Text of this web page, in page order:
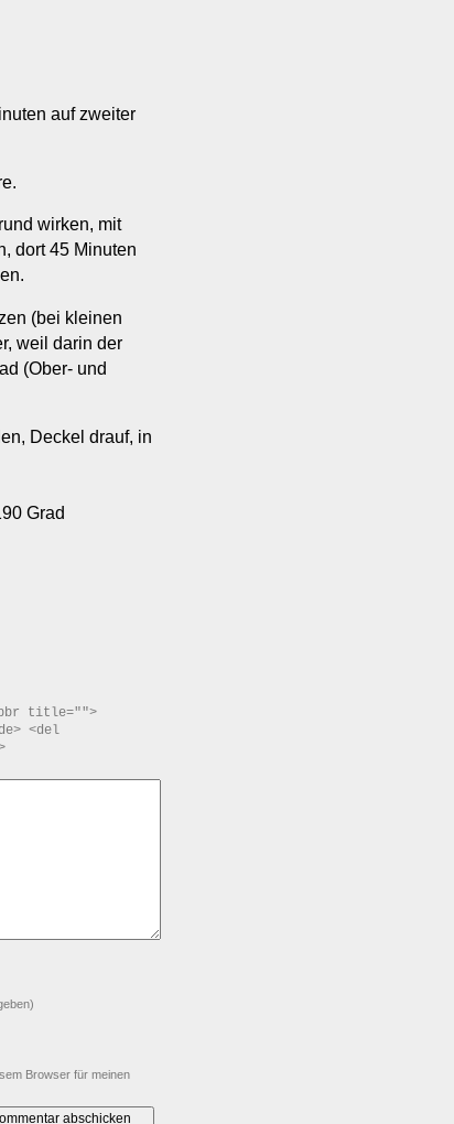
auf zweiter
wirken, mit
dort 45 Minuten
(bei kleinen
weil darin der
(Ober- und
Deckel drauf, in
Grad
title="">
<del
Browser für meinen